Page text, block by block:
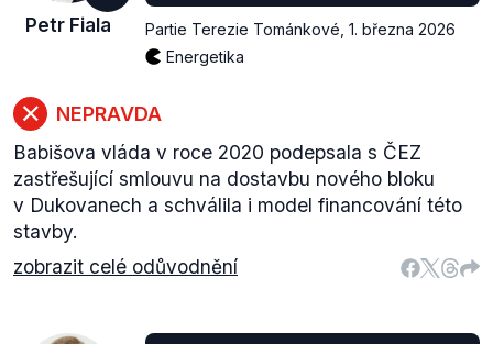
Petr Fiala Partie Terezie Tománkové 1. března 2026
Energetika
NEPRAVDA
Babišova vláda v roce 2020 podepsala s ČEZ
zastřešující smlouvu na dostavbu nového bloku
v Dukovanech a schválila i model financování této
stavby.
zobrazit celé odůvodnění